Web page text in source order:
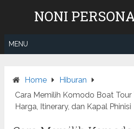
NONI
MENU
Home
Hiburan
Cara Memilih Komodo Boat Tour
Harga, Itinerary, dan Kapal Phinisi